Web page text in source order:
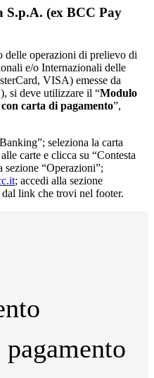
S.p.A. (ex BCC Pay
delle operazioni di prelievo di
e/o Internazionali delle
VISA) emesse da
si deve utilizzare il “Modulo
carta di pagamento”,
seleziona la carta
carte e clicca su “Contesta
“Operazioni”;
; accedi alla sezione
link che trovi nel footer.